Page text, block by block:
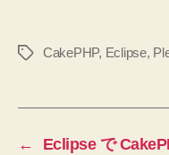
タ
CakePHP, Eclipse,
←
Eclipse で